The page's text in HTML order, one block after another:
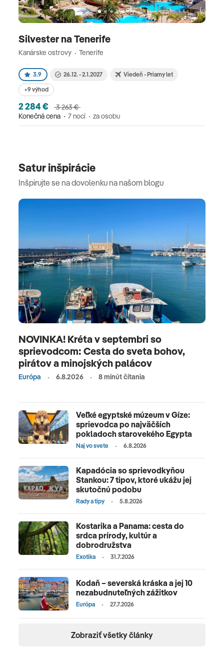
Silvester na Tenerife
Kanárske ostrovy Tenerife
3.9 26.12. - 2.1.2027 Viedeň - Priamy let
+9 výhod
2 284 €
3 263 €
Konečná cena
7 nocí za osobu
Satur inšpirácie
Inšpirujte se na dovolenku na našom blogu
NOVINKA! Kréta v septembri so
sprievodcom: Cesta do sveta bohov,
pirátov a minojských palácov
Európa 6.8.2026 8 minút čítania
Veľké egyptské múzeum v Gíze:
sprievodca po najväčších
pokladoch starovekého Egypta
Naj vo svete 6.8.2026
Kapadócia so sprievodkyňou
Stankou: 7 tipov, ktoré ukážu jej
skutočnú podobu
Rady a tipy 5.8.2026
Kostarika a Panama: cesta do
srdca prírody, kultúr a
dobrodružstva
Exotika 31.7.2026
Kodaň – severská kráska a jej 10
nezabudnuteľných zážitkov
Európa 27.7.2026
Zobraziť všetky články